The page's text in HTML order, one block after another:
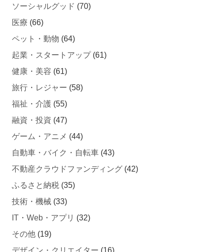
医療 (66)
ペット・動物
起業・スタートアップ
健康・美容 (61)
旅行・レジャー
福祉・介護(55)
融資・投資 (47)
ゲーム・アニメ
自動車・バイク・自転車
不動産クラウドファンディング
ふるさと納税 (35)
技術・機械(33)
IT・Web・アプリ
その他(19)
デザイン・クリエイター